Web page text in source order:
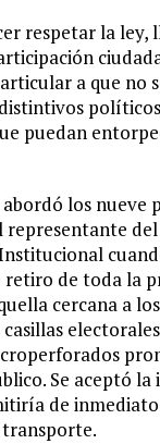
respetar la ley,
a que no
puedan
abordó los nueve
representante
retiro de toda la
cercana a
Se aceptó la
de